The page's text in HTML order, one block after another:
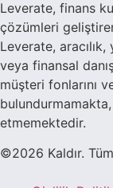
Leverate, finans
çözümleri
Leverate,
veya finansal
müşteri fonlarını
etmemektedir.
©2026 Kaldır. Tüm